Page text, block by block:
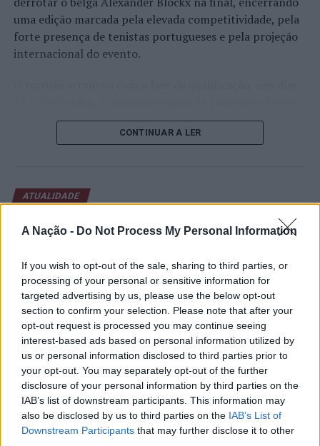
A Nação - Do Not Process My Personal Information
If you wish to opt-out of the sale, sharing to third parties, or
processing of your personal or sensitive information for
targeted advertising by us, please use the below opt-out
section to confirm your selection. Please note that after your
opt-out request is processed you may continue seeing
interest-based ads based on personal information utilized by
us or personal information disclosed to third parties prior to
your opt-out. You may separately opt-out of the further
disclosure of your personal information by third parties on the
IAB’s list of downstream participants. This information may
also be disclosed by us to third parties on the IAB’s List of
Downstream Participants that may further disclose it to other
atravessando uma vasta mancha de Floresta Laurissilva,
classificada como Património Mundial Natural pela
UNESCO (dezembro 1999). Pelo caminho é possível
descer – e constitui um autêntico património histórico,
serpenteando a encosta em ziguezague com o piso de
cultivados em que predominava a cultura de cereais e
paisagens panorâmicas. No final do trilho, é possível
admirar as grandes falésias ou mergulhar para refrescar.
Mergulho
após
atividade
de
coasteering
(Foto: DR)
Para todas as idades, e com mais ou menos espírito
aventureiro, fazercoasteeringé imperdível. Uma
experiência única para explorar a costa marítima
através de caminhada, natação, escalada e saltos – que
uma edição marcada pela elevada competitividade, pela
forte presença de tenistas portugueses e pela projeção
internacional do evento.
de um lugar no quadro principal. A cerimónia de
abertura contou com a presença do presidente da
início de uma competição que voltou a colocar o
concelho no centro do calendário internacional do
como Casper Ruud (Noruega), Alejandro Davidovich
Fokina (Espanha) e Matteo Arnaldi (Itália), a prova
apresentou um quadro competitivo de elevado nível,
liderado pelo russo Andrey Rublev, primeiro cabeça de
série, pelo italiano Luciano Darderi, pelo chileno
Alejandro Tabilo e pelo belga Alexander Blockx.
Um dos momentos mais aguardados da semana foi
também o regresso do suíço Stan Wawrinka ao Estoril,
integrado na digressão de despedida do antigo vencedor
de três torneios do Grand Slam.
CONTINUAR A LER
ATUALIDADE
Castelo Branco: “Bienal
Internacional de Artes e Ofícios”
promete afirmar artesanato,
património e inovação como
“motores de desenvolvimento
económico e cultural” do município
português
Publicado 20 horas atrás on 07/08/2026
Por
Ígor Lopes